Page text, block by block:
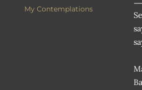
My Contemplations